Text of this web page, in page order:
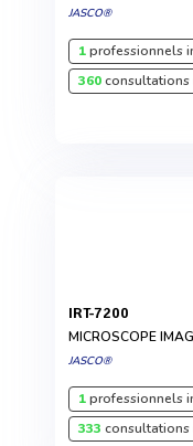
JASCO®
1professionnels
360consultations
IRT-7200
MICROSCOPE
JASCO®
1professionnels
333 consultations